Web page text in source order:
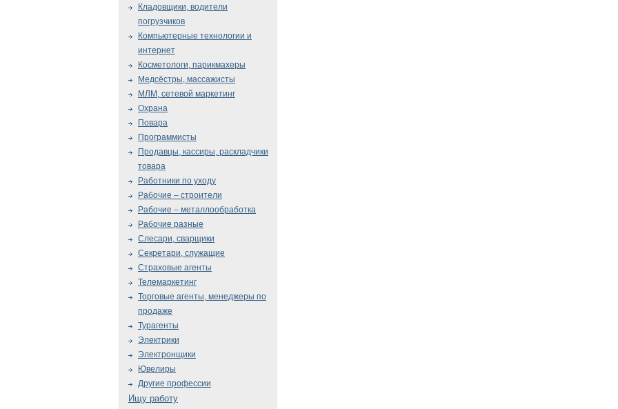
Кладовщики, водители
погрузчиков
Компьютерные технологии и
интернет
Косметологи, парикмахеры
Медсёстры, массажисты
МЛМ, сетевой маркетинг
Охрана
Повара
Программисты
Продавцы, кассиры, раскладчики
товара
Работники по уходу
Рабочие – строители
Рабочие – металлообработка
Рабочие разные
Слесари, сварщики
Секретари, служащие
Страховые агенты
Телемаркетинг
Торговые агенты, менеджеры по
продаже
Турагенты
Электрики
Электронщики
Ювелиры
Другие профессии
Ищу работу